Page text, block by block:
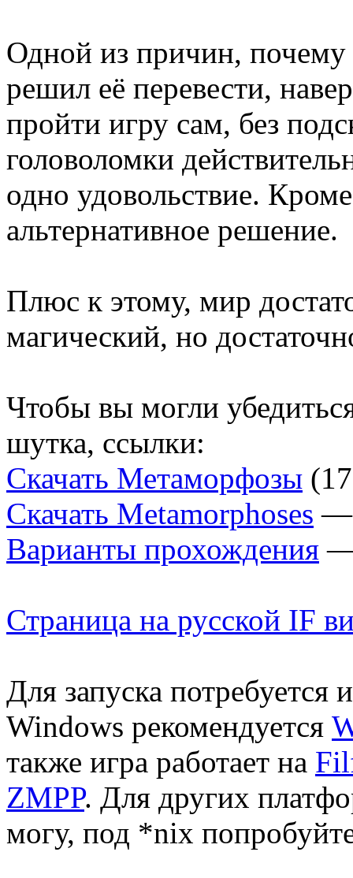
Одной из причин, почему
решил её перевести,
пройти игру сам, без
головоломки
одно удовольствие.
альтернативное решение.
Плюс к этому, мир
магический, но
Чтобы вы могли
шутка, ссылки:
Скачать Метаморфозы
Скачать Metamorphoses —
Варианты прохождения —
Страница на русской IF
Для запуска
Windows рекомендуется
также игра работает на
ZMPP. Для других
могу, под *nix